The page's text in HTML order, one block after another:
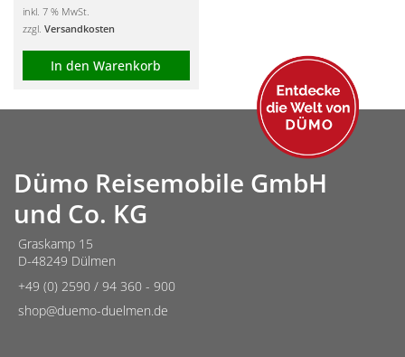
inkl. 7 % MwSt.
zzgl. Versandkosten
In den Warenkorb
Dümo Reisemobile GmbH
und Co. KG
Graskamp 15
D-48249 Dülmen
+49 (0) 2590 / 94 360 - 900
shop@duemo-duelmen.de